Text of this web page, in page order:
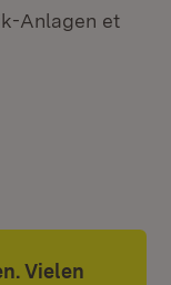
Anlagen et
Vielen